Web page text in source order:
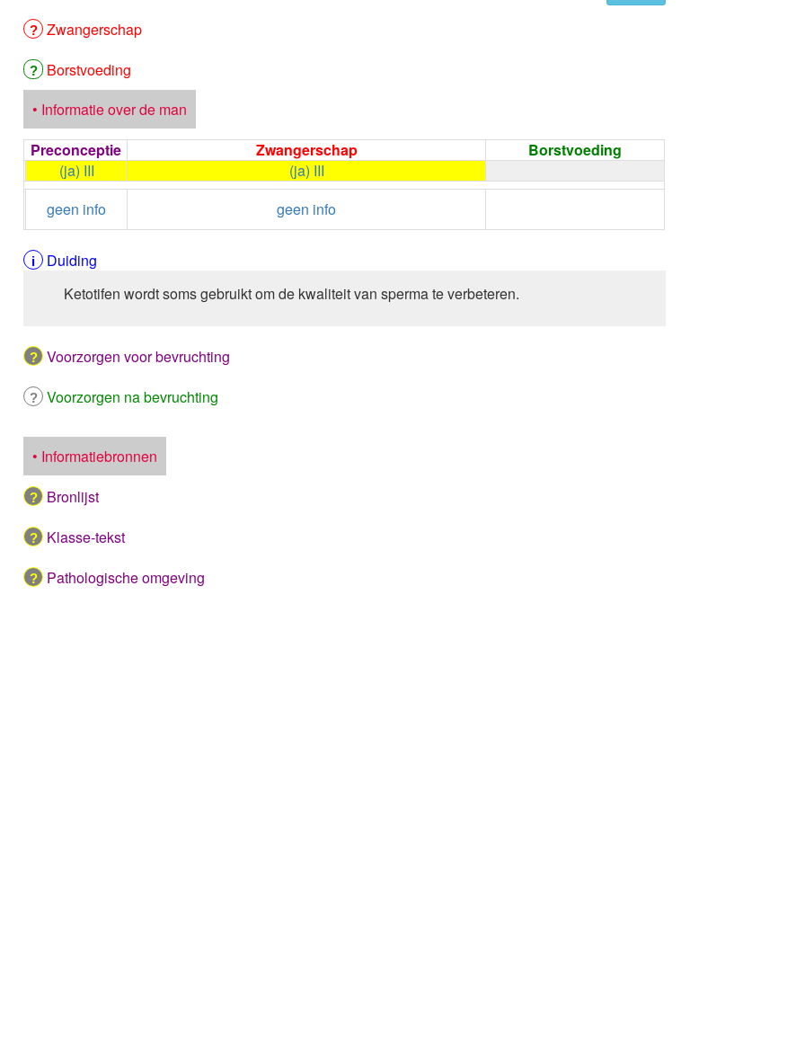
Zwangerschap
Borstvoeding
• Informatie over de man
Preconceptie
Zwangerschap
Borstvoeding
(ja) III
(ja) III
geen info
geen info
Duiding
Ketotifen wordt soms gebruikt om de kwaliteit van sperma te verbeteren.
Voorzorgen voor bevruchting
Voorzorgen na bevruchting
• Informatiebronnen
Bronlijst
Klasse-tekst
Pathologische omgeving